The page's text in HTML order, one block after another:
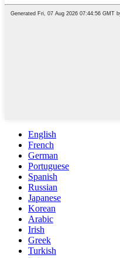
English
French
German
Portuguese
Spanish
Russian
Japanese
Korean
Arabic
Irish
Greek
Turkish